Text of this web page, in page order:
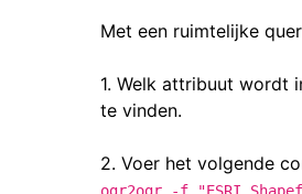
Met een ruimtelijke
1. Welk attribuut wordt
te vinden.
2. Voer het volgende